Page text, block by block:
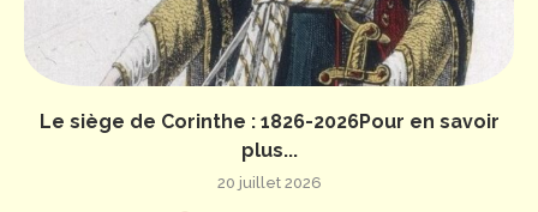
Le siège de Corinthe : 1826-2026Pour en savoir
plus...
20 juillet 2026